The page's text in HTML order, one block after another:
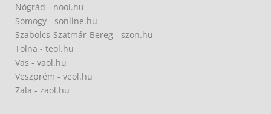
Nógrád - nool.hu
Somogy - sonline.hu
Szabolcs-Szatmár-Bereg - szon.hu
Tolna - teol.hu
Vas - vaol.hu
Veszprém - veol.hu
Zala - zaol.hu